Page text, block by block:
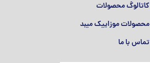
کاتالوگ محصولات
محصولات موزاییک میبد
تماس با ما